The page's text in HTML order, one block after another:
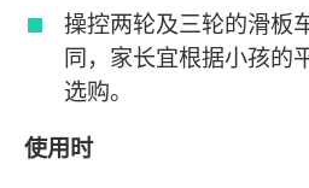
操控两轮及三轮的滑板
同，家长宜根据小孩的
选购。
使用时